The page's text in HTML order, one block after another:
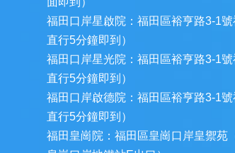
福田口岸星啟院：福田區裕亨路3-1
直行5分鐘即到）
福田口岸星光院：福田區裕亨路3-1
直行5分鐘即到）
福田口岸啟德院：福田區裕亨路3-1
直行5分鐘即到）
福田皇崗院：福田區皇崗口岸皇禦苑